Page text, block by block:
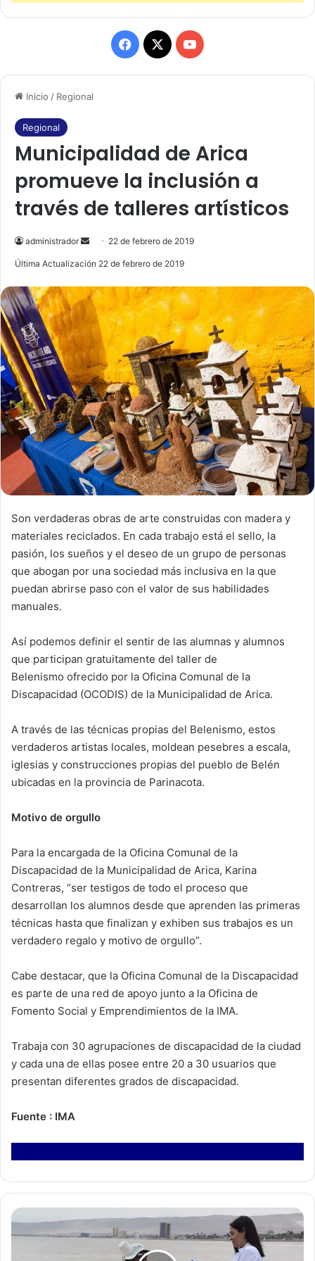
Inicio / Regional
Regional
Municipalidad de Arica
promueve la inclusión a
través de talleres artísticos
administrador
e
d
n
m
a
i
l
22 de febrero de 2019
Última Actualización 22 de febrero de 2019
Son verdaderas obras de arte construidas con madera y
materiales reciclados. En cada trabajo está el sello, la
pasión, los sueños y el deseo de un grupo de personas
que abogan por una sociedad más inclusiva en la que
puedan abrirse paso con el valor de sus habilidades
manuales.
Así podemos definir el sentir de las alumnas y alumnos
que participan gratuitamente del taller de
Belenismo ofrecido por la Oficina Comunal de la
Discapacidad (OCODIS) de la Municipalidad de Arica.
A través de las técnicas propias del Belenismo, estos
verdaderos artistas locales, moldean pesebres a escala,
iglesias y construcciones propias del pueblo de Belén
ubicadas en la provincia de Parinacota.
Motivo de orgullo
Para la encargada de la Oficina Comunal de la
Discapacidad de la Municipalidad de Arica, Karina
Contreras, “ser testigos de todo el proceso que
desarrollan los alumnos desde que aprenden las primeras
técnicas hasta que finalizan y exhiben sus trabajos es un
verdadero regalo y motivo de orgullo”.
Cabe destacar, que la Oficina Comunal de la Discapacidad
es parte de una red de apoyo junto a la Oficina de
Fomento Social y Emprendimientos de la IMA.
Trabaja con 30 agrupaciones de discapacidad de la ciudad
y cada una de ellas posee entre 20 a 30 usuarios que
presentan diferentes grados de discapacidad.
Fuente : IMA
A
F
a
b
o
o
k
X
Y
o
u
b
e